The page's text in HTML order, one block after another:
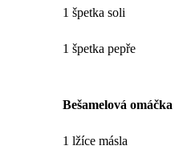
1 špetka soli
1 špetka pepře
Bešamelová omáčka
1 lžíce másla